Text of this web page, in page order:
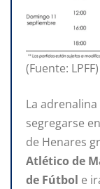
(Fuente: LPFF)
La
segregarse
de Henares
Atlético de
de Fútbol e